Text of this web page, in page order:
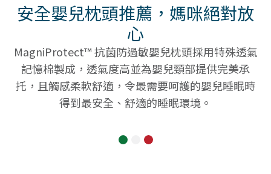
安全嬰兒枕頭推薦，媽咪絕對放
心
MagniProtect™ 抗菌防過敏嬰兒枕頭採用特殊透氣
記憶棉製成，透氣度高並為嬰兒頸部提供完美承
托，且觸感柔軟舒適，令最需要呵護的嬰兒睡眠時
得到最安全、舒適的睡眠環境。